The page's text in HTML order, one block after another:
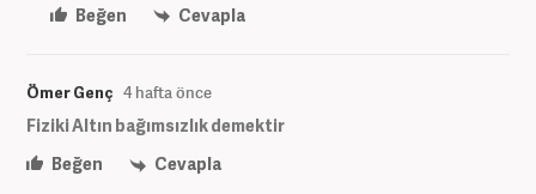
Beğen
Cevapla
Ömer Genç 4 hafta önce
Fiziki Altın bağımsızlık demektir
Beğen
Cevapla